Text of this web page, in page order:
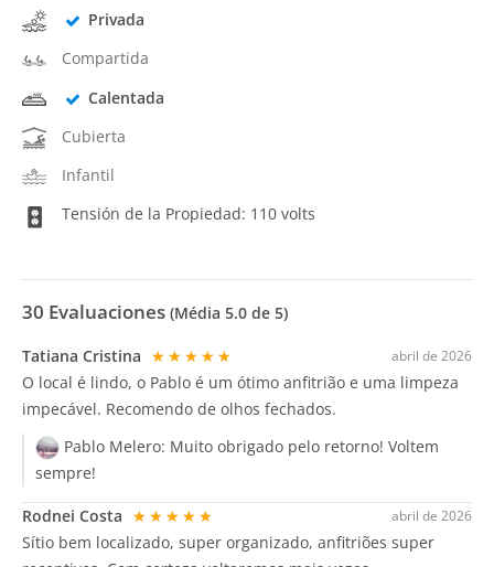
Privada
Compartida
Calentada
Cubierta
Infantil
Tensión de la Propiedad: 110 volts
30 Evaluaciones (Média 5.0 de 5)
abril de 2026
Tatiana Cristina ★★★★★
O local é lindo, o Pablo é um ótimo anfitrião e uma limpeza
impecável. Recomendo de olhos fechados.
Pablo Melero: Muito obrigado pelo retorno! Voltem
sempre!
abril de 2026
Rodnei Costa ★★★★★
Sítio bem localizado, super organizado, anfitriões super